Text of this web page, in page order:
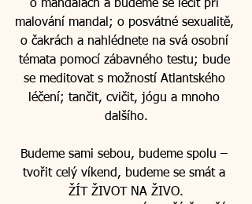
o mandalách a budeme se léčit při
malování mandal; o posvátné sexualitě,
o čakrách a nahlédnete na svá osobní
témata pomocí zábavného testu; bude
se meditovat s možností Atlantského
léčení; tančit, cvičit, jógu a mnoho
dalšího.
Budeme sami sebou, budeme spolu –
tvořit celý víkend, budeme se smát a
ŽÍT ŽIVOT NA ŽIVO.